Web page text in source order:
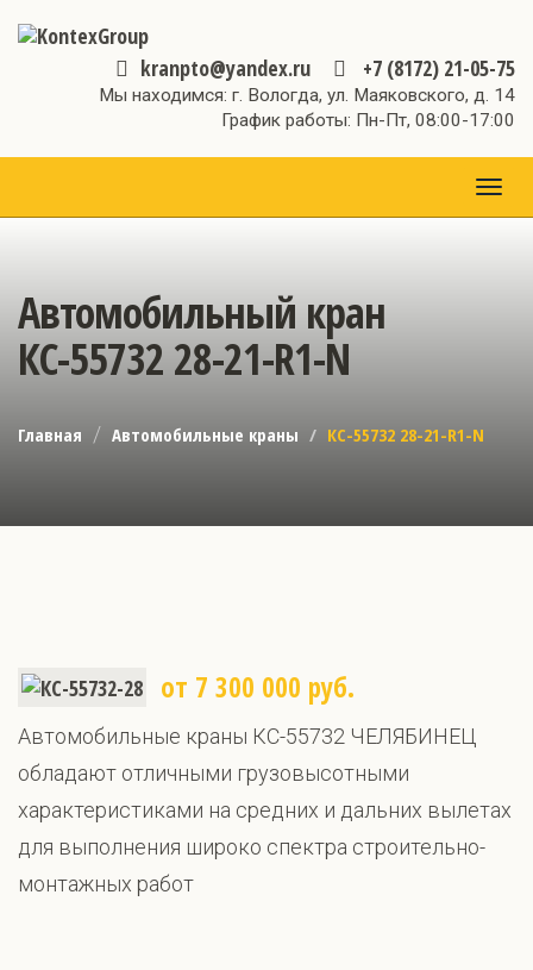
kranpto@yandex.ru +7 (8172) 21-05-75
Мы находимся: г. Вологда, ул. Маяковского, д. 14
График работы: Пн-Пт, 08:00-17:00
Автомобильный кран
КС-55732 28-21-R1-N
Главная Автомобильные краны КС-55732 28-21-R1-N
от 7 300 000 руб.
Автомобильные краны КС-55732 ЧЕЛЯБИНЕЦ
обладают отличными грузовысотными
характеристиками на средних и дальних вылетах
для выполнения широко спектра строительно-
монтажных работ